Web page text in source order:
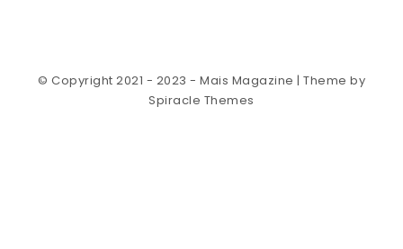
© Copyright 2021 - 2023 - Mais Magazine | Theme by
Spiracle Themes